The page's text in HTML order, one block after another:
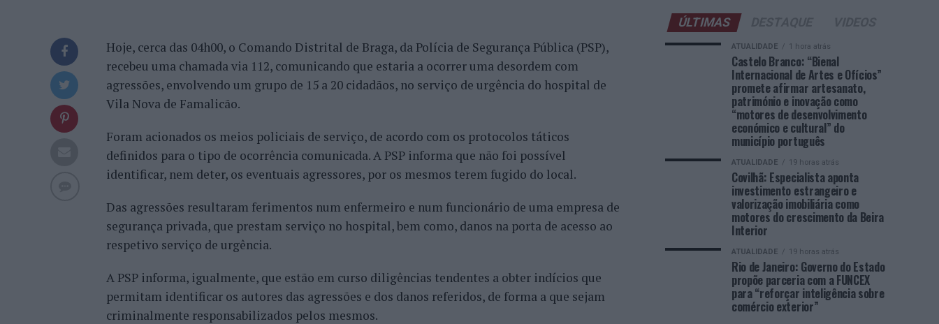
Hoje, cerca das 04h00, o Comando Distrital de Braga, da Polícia de Segurança Pública (PSP),
recebeu uma chamada via 112, comunicando que estaria a ocorrer uma desordem com
agressões, envolvendo um grupo de 15 a 20 cidadãos, no serviço de urgência do hospital de
Vila Nova de Famalicão.
Foram acionados os meios policiais de serviço, de acordo com os protocolos táticos
definidos para o tipo de ocorrência comunicada. A PSP informa que não foi possível
identificar, nem deter, os eventuais agressores, por os mesmos terem fugido do local.
Das agressões resultaram ferimentos num enfermeiro e num funcionário de uma empresa de
segurança privada, que prestam serviço no hospital, bem como, danos na porta de acesso ao
respetivo serviço de urgência.
A PSP informa, igualmente, que estão em curso diligências tendentes a obter indícios que
permitam identificar os autores das agressões e dos danos referidos, de forma a que sejam
criminalmente responsabilizados pelos mesmos.
ÚLTIMAS
ATUALIDADE 1 hora atrás
Castelo Branco: “Bienal
Internacional de Artes e Ofícios”
promete afirmar artesanato,
património e inovação como
“motores de desenvolvimento
económico e cultural” do
município português
ATUALIDADE 19 horas atrás
Covilhã: Especialista aponta
investimento estrangeiro e
valorização imobiliária como
motores do crescimento da Beira
Interior
ATUALIDADE 19 horas atrás
Rio de Janeiro: Governo do Estado
propõe parceria com a FUNCEX
para “reforçar inteligência sobre
comércio exterior”